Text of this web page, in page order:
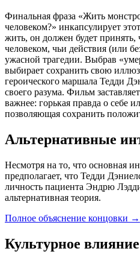
Финальная фраза «Жить
человеком?» инкапсулирует
жить, он должен будет
человеком, чьи действия (или
ужасной трагедии. Выбрав
выбирает сохранить свою
героического маршала Тедди
своего разума. Фильм
важнее: горькая правда о себе
позволяющая сохранить
Альтернативные
Несмотря на то, что основная
предполагает, что Тедди
личность пациента Эндрю
альтернативная теория.
Полное объяснение концовки →
Культурное влияние